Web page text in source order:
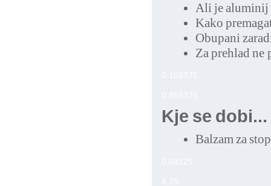
Ali je aluminij
Kako
Obupani
Za prehlad
Kje se dobi...
Balzam za